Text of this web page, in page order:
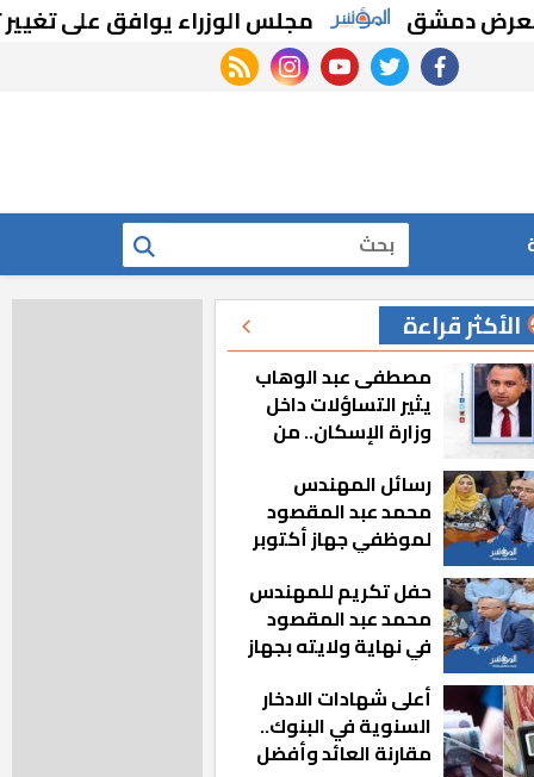
مجلس الوزراء يوافق على تغيير
facebook
twitter
youtube
instagram
rss feed
بحث
الأكثر قراءة
مصطفى عبد الوهاب
يثير التساؤلات داخل
وزارة الإسكان.. من
المناصب؟
رسائل المهندس
محمد عبد المقصود
لموظفي جهاز أكتوبر
مشيت والمدينة
رجعت للخلف»
حفل تكريم للمهندس
محمد عبد المقصود
في نهاية ولايته بجهاز
أعلى شهادات الادخار
السنوية في البنوك..
مقارنة العائد وأفضل